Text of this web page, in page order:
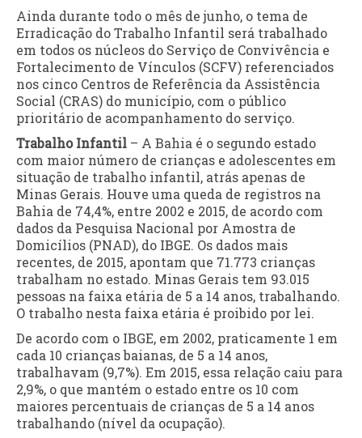
Ainda durante todo o mês de junho, o tema de
Erradicação do Trabalho Infantil será trabalhado
em todos os núcleos do Serviço de Convivência e
Fortalecimento de Vínculos (SCFV) referenciados
nos cinco Centros de Referência da Assistência
Social (CRAS) do município, com o público
prioritário de acompanhamento do serviço.
Trabalho Infantil – A Bahia é o segundo estado
com maior número de crianças e adolescentes em
situação de trabalho infantil, atrás apenas de
Minas Gerais. Houve uma queda de registros na
Bahia de 74,4%, entre 2002 e 2015, de acordo com
dados da Pesquisa Nacional por Amostra de
Domicílios (PNAD), do IBGE. Os dados mais
recentes, de 2015, apontam que 71.773 crianças
trabalham no estado. Minas Gerais tem 93.015
pessoas na faixa etária de 5 a 14 anos, trabalhando.
O trabalho nesta faixa etária é proibido por lei.
De acordo com o IBGE, em 2002, praticamente 1 em
cada 10 crianças baianas, de 5 a 14 anos,
trabalhavam (9,7%). Em 2015, essa relação caiu para
2,9%, o que mantém o estado entre os 10 com
maiores percentuais de crianças de 5 a 14 anos
trabalhando (nível da ocupação).